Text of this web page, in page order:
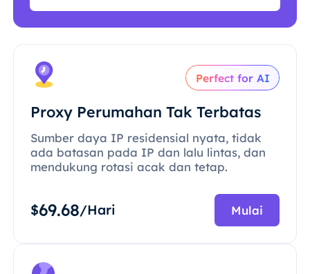
Perfect for AI
Proxy Perumahan Tak Terbatas
Sumber daya IP residensial nyata, tidak
ada batasan pada IP dan lalu lintas, dan
mendukung rotasi acak dan tetap.
$69.68/Hari Mulai